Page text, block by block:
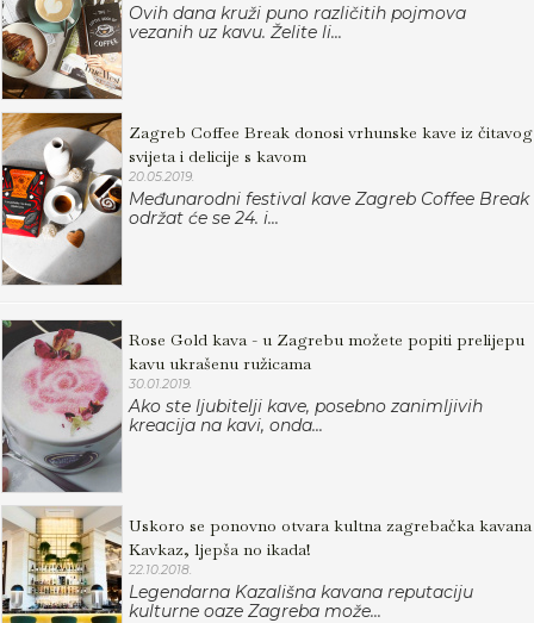
Ovih dana kruži puno različitih pojmova
vezanih uz kavu. Želite li...
Zagreb Coffee Break donosi vrhunske kave iz čitavog
svijeta i delicije s kavom
20.05.2019.
Međunarodni festival kave Zagreb Coffee Break
održat će se 24. i...
Rose Gold kava - u Zagrebu možete popiti prelijepu
kavu ukrašenu ružicama
30.01.2019.
Ako ste ljubitelji kave, posebno zanimljivih
kreacija na kavi, onda...
Uskoro se ponovno otvara kultna zagrebačka kavana
Kavkaz, ljepša no ikada!
22.10.2018.
Legendarna Kazališna kavana reputaciju
kulturne oaze Zagreba može...